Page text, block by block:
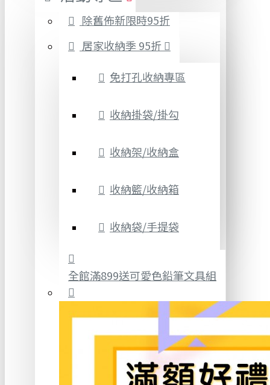
除舊佈新限時95折
居家收納季 95折
免打孔收納專區
收納掛袋/掛勾
收納架/收納盒
收納籃/收納箱
收納袋/手提袋
全館滿899送可愛色鉛筆文具組